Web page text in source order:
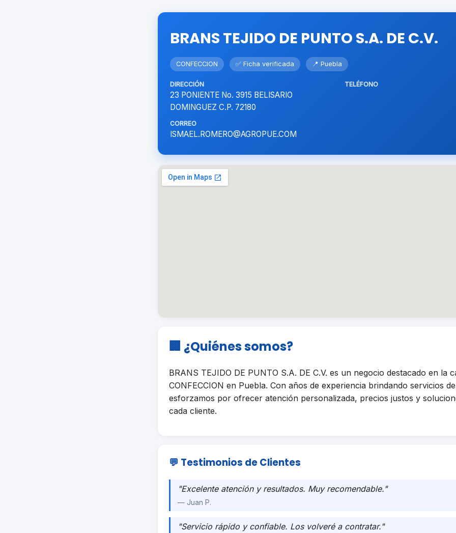
BRANS TEJIDO DE PUNTO S.A. DE C.V.
CONFECCION ✅ Ficha verificada 📍 Puebla
DIRECCIÓN
23 PONIENTE No. 3915 BELISARIO
DOMINGUEZ C.P. 72180
TELÉFONO
CORREO
ISMAEL.ROMERO@AGROPUE.COM
🏢 ¿Quiénes somos?
BRANS TEJIDO DE PUNTO S.A. DE C.V. es un negocio destacado en la
CONFECCION en Puebla. Con años de experiencia brindando servicios
esforzamos por ofrecer atención personalizada, precios justos y
cada cliente.
💬 Testimonios de Clientes
"Excelente atención y resultados. Muy recomendable."
— Juan P.
"Servicio rápido y confiable. Los volveré a contratar."